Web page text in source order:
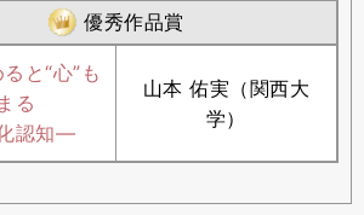
優秀作品賞
と“心”も
る
認知―
山本 佑実（関西大
学）